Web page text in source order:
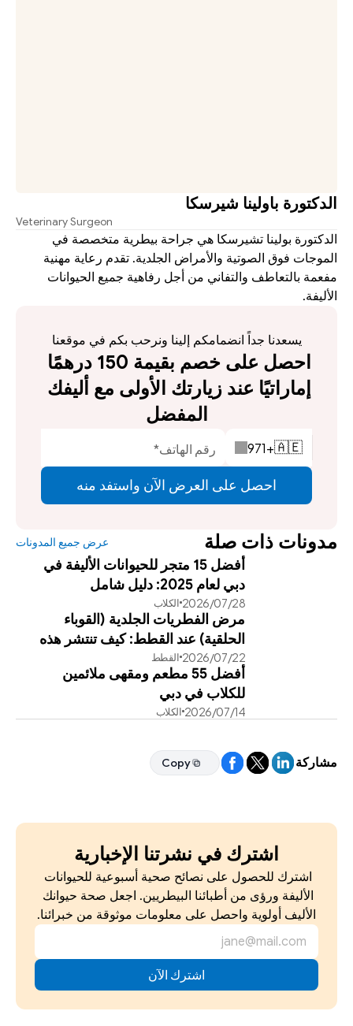
الدكتورة باولينا شيرسكا
Veterinary Surgeon
الأليفة.
مدونات ذات صلة عرض جميع المدونات
أفضل 15 متجر للحيوانات الأليفة في
دبي لعام 2025: دليل شامل
28‏/07‏/2026
الكلاب
مرض الفطريات الجلدية (القوباء
الحلقية) عند القطط: كيف تنتشر هذه
العدوى وطرق علاجها الفعالة
22‏/07‏/2026
القطط
أفضل 55 مطعم ومقهى ملائمين
للكلاب في دبي
14‏/07‏/2026 الكلاب
يسعدنا جداً انضمامكم إلينا ونرحب بكم في موقعنا
المفضل
🇦🇪
+
971
احصل على العرض الآن واستفد منه
مشاركة Copy
Copy
اشترك في نشرتنا الإخبارية
الأليف أولوية واحصل على معلومات موثوقة من خبرائنا.